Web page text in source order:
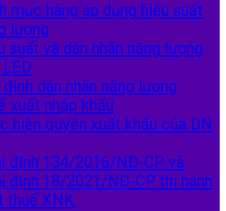
mục hàng áp dụng hiệu suất
lượng
suất và dán nhãn năng lượng
định dán nhãn năng lượng
xuất nhập khẩu
hiện quyền xuất khẩu của DN
định 134/2016/NĐ-CP và
định 18/2021/NĐ-CP thi hành
thuế XNK